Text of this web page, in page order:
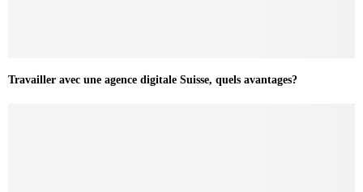
Travailler avec une agence digitale Suisse, quels avantages?